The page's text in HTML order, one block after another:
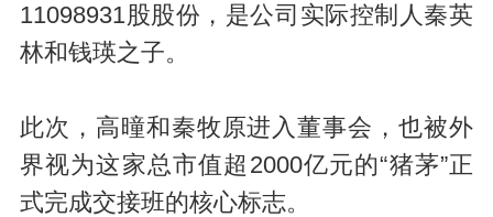
11098931股股份，是公司实际控制人秦英
林和钱瑛之子。
此次，高曈和秦牧原进入董事会，也被外
界视为这家总市值超2000亿元的“猪茅”正
式完成交接班的核心标志。